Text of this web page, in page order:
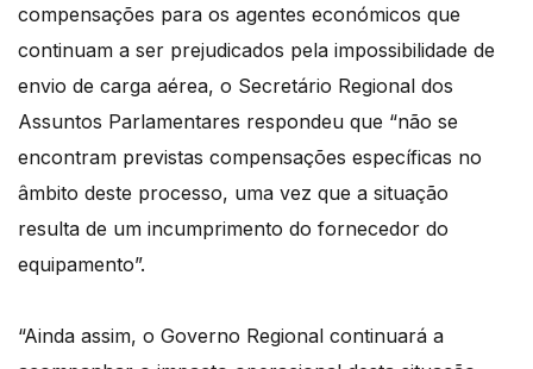
compensações para os agentes económicos que
continuam a ser prejudicados pela impossibilidade de
envio de carga aérea, o Secretário Regional dos
Assuntos Parlamentares respondeu que “não se
encontram previstas compensações específicas no
âmbito deste processo, uma vez que a situação
resulta de um incumprimento do fornecedor do
equipamento”.
“Ainda assim, o Governo Regional continuará a